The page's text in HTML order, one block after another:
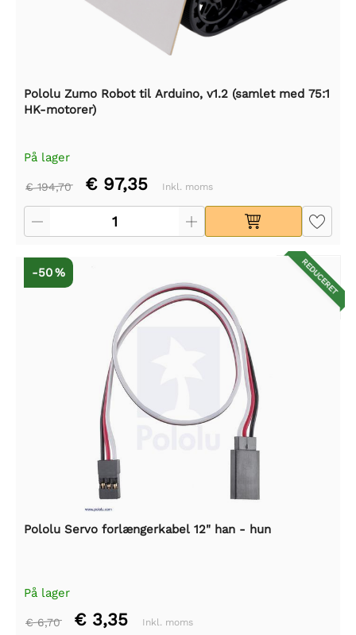
Pololu Zumo Robot til Arduino, v1.2 (samlet med 75:1
HK-motorer)
På lager
€ 194,70 € 97,35 Inkl. moms
REDUCERET
-50 %
Pololu Servo forlængerkabel 12" han - hun
På lager
€ 6,70 € 3,35 Inkl. moms